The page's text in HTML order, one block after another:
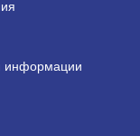
информации